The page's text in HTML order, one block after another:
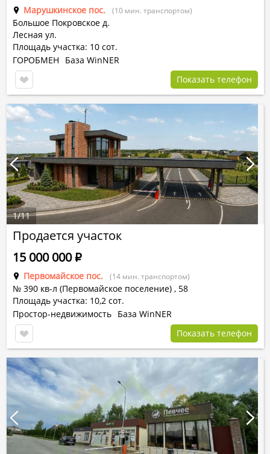
Марушкинское пос. (10 мин. транспортом)
Большое Покровское д.
Лесная ул.
Площадь участка: 10 сот.
ГОРОБМЕН
База WinNER
Показать телефон
Продается участок
Первомайское пос. (14 мин. транспортом)
№ 390 кв-л (Первомайское поселение) , 58
Площадь участка: 10,2 сот.
15 000 000Р
Простор-недвижимость База WinNER
Показать телефон
1/11